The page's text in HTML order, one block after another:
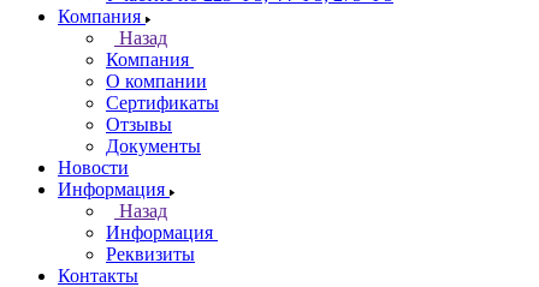
Компания
Назад
Компания
О компании
Сертификаты
Отзывы
Документы
Новости
Информация
Назад
Информация
Реквизиты
Контакты